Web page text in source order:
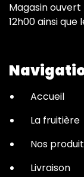
Magasin ouvert
12h00 ainsi que
Accueil
La fruitière
Nos
Livraison